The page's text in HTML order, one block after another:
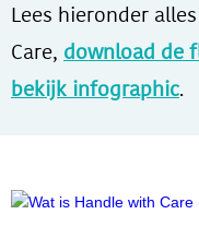
Lees hieronder
Care, download de
bekijk infographic.